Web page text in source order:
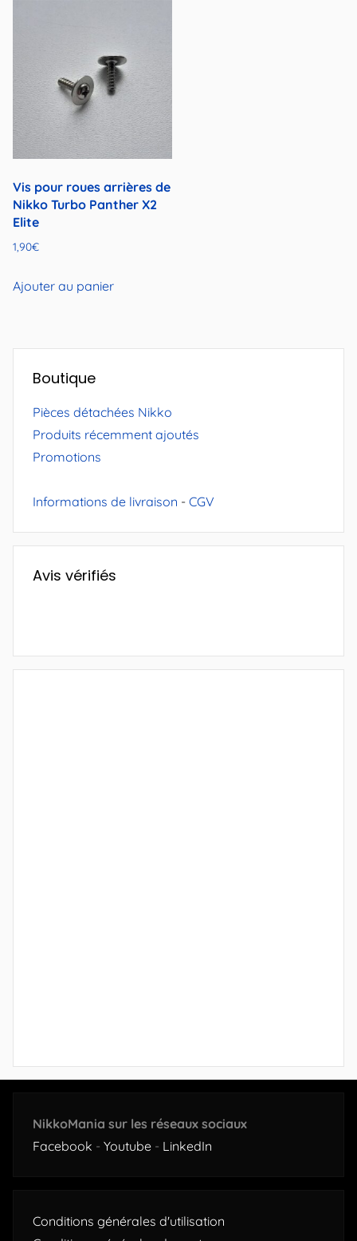
Vis pour roues arrières de
Nikko Turbo Panther X2
Elite
1,90€
Ajouter au panier
Boutique
Pièces détachées Nikko
Produits récemment ajoutés
Promotions
Informations de livraison - CGV
Avis vérifiés
NikkoMania sur les réseaux sociaux
Facebook - Youtube - LinkedIn
Conditions générales d'utilisation